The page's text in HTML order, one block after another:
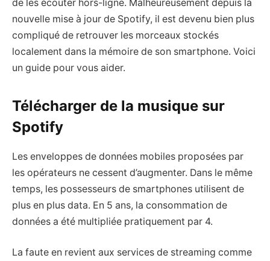
de les écouter hors-ligne. Malheureusement depuis la
nouvelle mise à jour de Spotify, il est devenu bien plus
compliqué de retrouver les morceaux stockés
localement dans la mémoire de son smartphone. Voici
un guide pour vous aider.
Télécharger de la musique sur
Spotify
Les enveloppes de données mobiles proposées par
les opérateurs ne cessent d’augmenter. Dans le même
temps, les possesseurs de smartphones utilisent de
plus en plus data. En 5 ans, la consommation de
données a été multipliée pratiquement par 4.
La faute en revient aux services de streaming comme